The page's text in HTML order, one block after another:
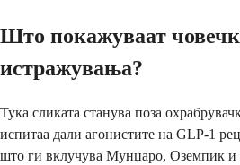
Што покажуваат
истражувања?
Тука сликата станува поза
испитаа дали агонистите на GLP-1
што ги вклучува Мунџаро, Оземпик и